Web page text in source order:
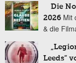
Die
2026 Mit
& die
Leeds“